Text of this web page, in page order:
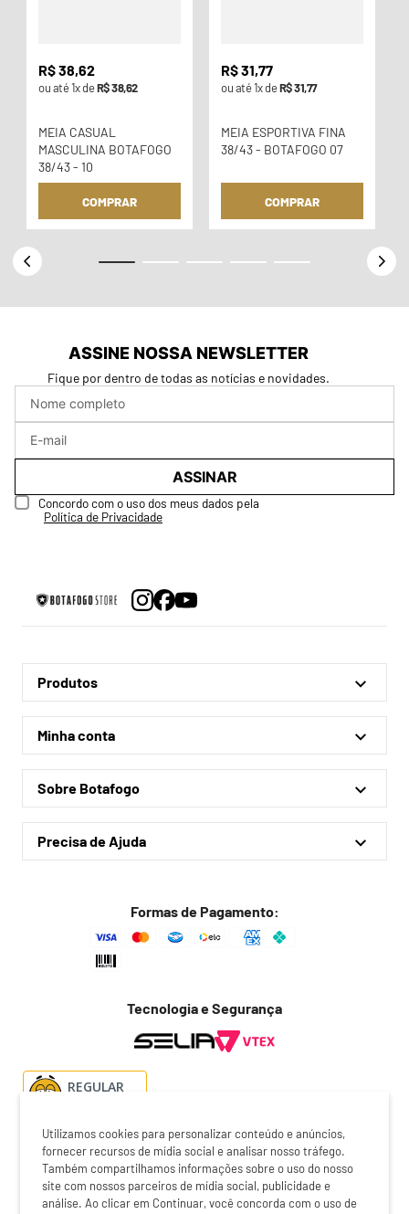
Utilizamos cookies para personalizar conteúdo e anúncios,
fornecer recursos de mídia social e analisar nosso tráfego.
Também compartilhamos informações sobre o uso do nosso
site com nossos parceiros de mídia social, publicidade e
análise. Ao clicar em Continuar, você concorda com o uso de
R$38,62
ou até1x deR$38,62
MEIA CASUAL
MASCULINA BOTAFOGO
38/43 - 10
COMPRAR
R$31,77
ou até1x deR$31,77
MEIA ESPORTIVA FINA
38/43 - BOTAFOGO 07
COMPRAR
ASSINE NOSSA NEWSLETTER
Fique por dentro de todas as notícias e novidades.
ASSINAR
Concordo com o uso dos meus dados pela
Política de Privacidade
Produtos
Linha Oficial
Treino e Viagem
Coleções
Minha conta
Minha conta
Meus pedidos
Sobre Botafogo
Quem somos
Lojas físicas
Precisa de Ajuda
Trocas e devoluções
Formas de Pagamento:
Tecnologia e Segurança
REGULAR
O preço exibido no checkout é o valor válido para a compra do
produto. Certifique-se de revisar cuidadosamente antes de
finalizar a transação. A loja online Botafogo é operada pela